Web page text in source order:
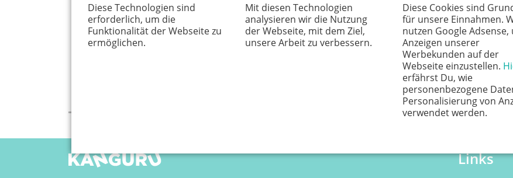
Diese Technologien sind
erforderlich, um die
Funktionalität der Webseite zu
ermöglichen.
Mit diesen Technologien
analysieren wir die Nutzung
der Webseite, mit dem Ziel,
unsere Arbeit zu verbessern.
Diese Cookies sind
für unsere Einnahmen.
nutzen Google Adsense,
Anzeigen unserer
Werbekunden auf der
Webseite einzustellen.
erfährst Du, wie
personenbezogene
Personalisierung von
verwendet werden.
Links